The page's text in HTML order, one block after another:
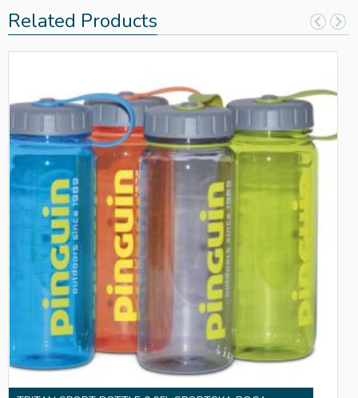
Related Products